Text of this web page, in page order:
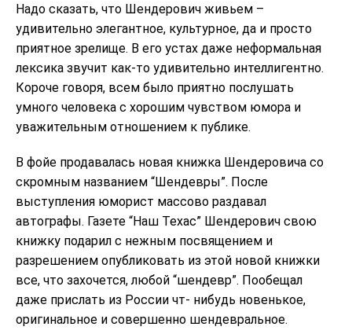
Надо сказать, что Шендерович живьем –
удивительно элегантное, культурное, да и просто
приятное зрелище. В его устах даже неформальная
лексика звучит как-то удивительно интеллигентно.
Короче говоря, всем было приятно послушать
умного человека с хорошим чувством юмора и
уважительным отношением к публике.
В фойе продавалась новая книжка Шендеровича со
скромным названием “Шендевры”. После
выступления юморист массово раздавал
автографы. Газете “Наш Техас” Шендерович свою
книжку подарил с нежным посвящением и
разрешением опубликовать из этой новой книжки
все, что захочется, любой “шендевр”. Пообещал
даже прислать из России чт- нибудь новенькое,
оригинальное и совершенно шендевральное.